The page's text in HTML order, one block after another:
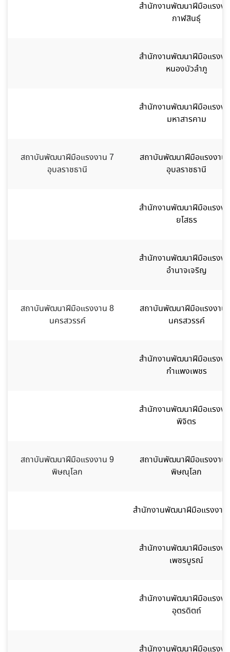
สำนักงานพัฒนาฝีมือแรงง
กาฬสินธุ์
สำนักงานพัฒนาฝีมือแรงง
หนองบัวลำภู
สำนักงานพัฒนาฝีมือแรงง
มหาสารคาม
สถาบันพัฒนาฝีมือแรงงาน 7
อุบลราชธานี
สถาบันพัฒนาฝีมือแรงงาน
อุบลราชธานี
สำนักงานพัฒนาฝีมือแรงง
ยโสธร
สำนักงานพัฒนาฝีมือแรงง
อำนาจเจริญ
สถาบันพัฒนาฝีมือแรงงาน 8
นครสวรรค์
สถาบันพัฒนาฝีมือแรงงาน
นครสวรรค์
สำนักงานพัฒนาฝีมือแรงง
กำแพงเพชร
สำนักงานพัฒนาฝีมือแรงง
พิจิตร
สถาบันพัฒนาฝีมือแรงงาน 9
พิษณุโลก
สถาบันพัฒนาฝีมือแรงงาน
พิษณุโลก
สำนักงานพัฒนาฝีมือแรงงาน
สำนักงานพัฒนาฝีมือแรงง
เพชรบูรณ์
สำนักงานพัฒนาฝีมือแรงง
อุตรดิตถ์
สำนักงานพัฒนาฝีมือแรงง